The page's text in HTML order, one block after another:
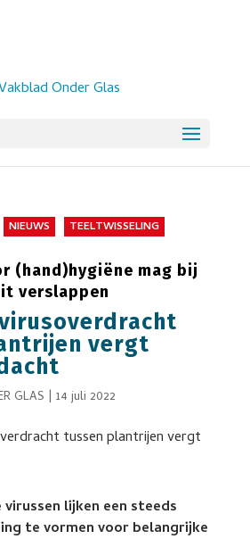
NIEUWS TEELTWISSELING
(hand)hygiëne mag bij
verslappen
vergt
GLAS | 14 juli 2022
lijken een steeds
te vormen voor belangrijke